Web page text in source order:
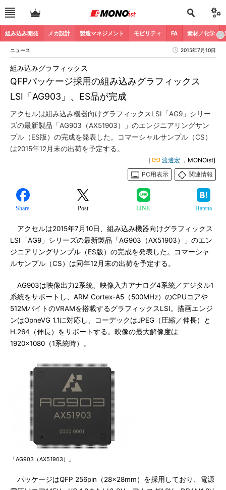
組み込み開発 メカ設計 製造マネジメント モビリティ FA 素材／化学
ニュース 2015年7月10日
QFPパッケージ採用の組み込みグラフィックス
LSI「AG903」、ES品が完成
組み込みグラフィックス
アクセルは組み込み機器向けグラフィックスLSI「AG9」シリー
ズの最新製品「AG903（AX51903）」のエンジニアリングサン
プル（ES版）の完成を発表した。コマーシャルサンプル（CS）
は2015年12月末の出荷を予定する。
[ 渡邊宏 ，MONOist]
PC用表示
関連情報
Share Post LINE Hatena
アクセルは2015年7月10日、組み込み機器向けグラフィックス
LSI「AG9」シリーズの最新製品「AG903（AX51903）」のエン
ジニアリングサンプル（ES版）の完成を発表した。コマーシャ
ルサンプル（CS）は同年12月末の出荷を予定する。
AG903は映像出力2系統、映像入力アナログ4系統／デジタル1
系統をサポートし、ARM Cortex-A5（500MHz）のCPUコアや
512MバイトのVRAMを搭載するグラフィックスLSI。描画エンジ
ンはOpneVG 1.1に対応し、コーデックはJPEG（圧縮／伸長）と
H.264（伸長）をサポートする。映像の最大解像度は
1920×1080（1系統時）。
「AG903（AX51903）」
パッケージはQFP 256pin（28×28mm）を採用しており、電源